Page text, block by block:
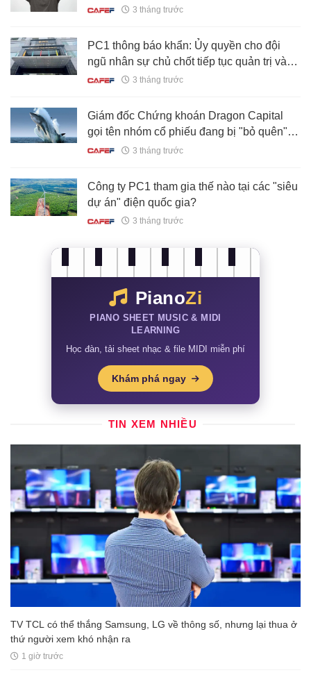
đáng chú ý3 tháng trước
PC1 thông báo khẩn: Ủy quyền cho đội
ngũ nhân sự chủ chốt tiếp tục quản trị và
vận hành doanh nghiệp
3 tháng trước
Giám đốc Chứng khoán Dragon Capital
gọi tên nhóm cổ phiếu đang bị "bỏ quên"
giữa lúc VN-Index lên đỉnh
3 tháng trước
Công ty PC1 tham gia thế nào tại các "siêu
dự án" điện quốc gia?
3 tháng trước
PianoZi
PIANO SHEET MUSIC & MIDI
LEARNING
Học đàn, tải sheet nhạc & file MIDI miễn phí
Khám phá ngay
TIN XEM NHIỀU
TV TCL có thể thắng Samsung, LG về thông số, nhưng lại thua ở
thứ người xem khó nhận ra
1 giờ trước